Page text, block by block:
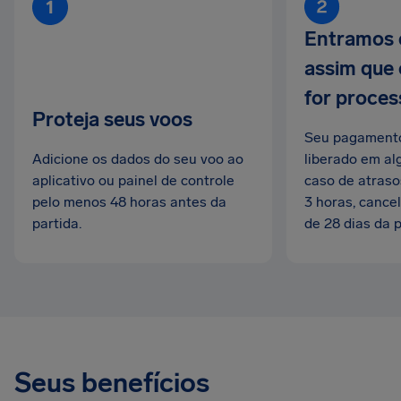
Proteja seus voos
Adicione os dados do seu voo ao
aplicativo ou painel de controle
pelo menos 48 horas antes da
partida.
Entramos
assim
for
Seu
liberado em
caso de
3 horas,
de 28 dias da
Seus benefícios